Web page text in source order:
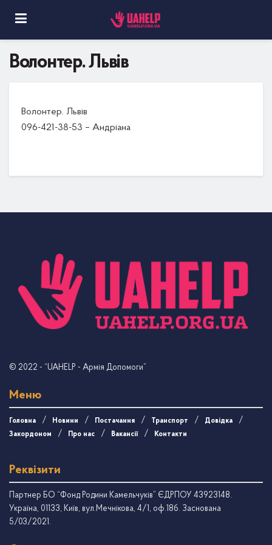
Волонтер. Львів
Волонтер. Львів
096-421-38-53 – Андріана
© 2022 - “UAHELP - Армія Допомоги”
Меню
Головна Новини Постачання Транспорт
Довідка
Закордоном
Про нас Вакансії Контакти
Реквізити
Партнер БО “Фонд Родини Камельчуків” ЄДРПОУ 43923148.
Україна, 01133, Київ, вул.Мечнікова, 4/1, оф.18б. Заснована
5/03/2021.